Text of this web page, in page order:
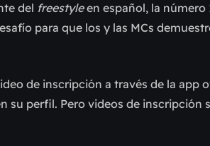
del freestyleen español, la número
para que los y las MCs
de inscripción a través de la app
su perfil. Pero videos de inscripción